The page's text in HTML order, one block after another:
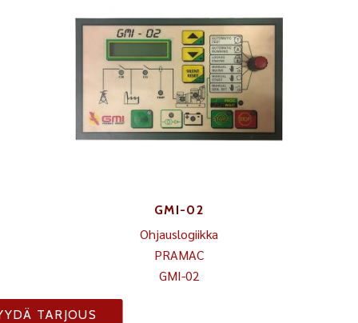
GMI-02
Ohjauslogiikka
PRAMAC
GMI-02
TARJOUS